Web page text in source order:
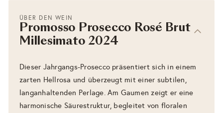
ÜBER DEN WEIN
Promosso Prosecco Rosé Brut
Millesimato 2024
Dieser Jahrgangs-Prosecco präsentiert sich in einem
zarten Hellrosa und überzeugt mit einer subtilen,
langanhaltenden Perlage. Am Gaumen zeigt er eine
harmonische Säurestruktur, begleitet von floralen